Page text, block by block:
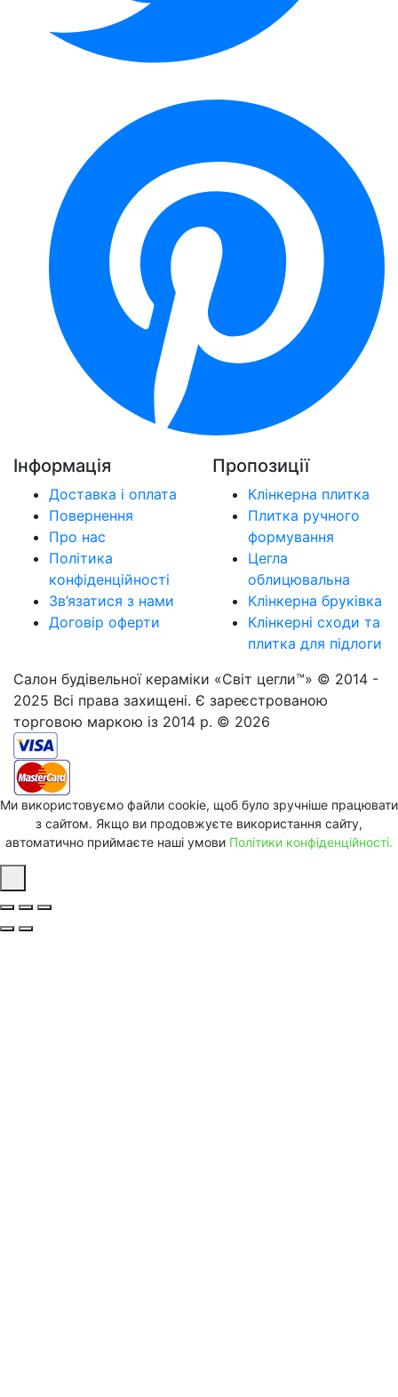
Інформація
Доставка і оплата
Повернення
Про нас
Політика
конфіденційності
Зв’язатися з нами
Договір оферти
Пропозиції
Клінкерна плитка
Плитка ручного
формування
Цегла
облицювальна
Клінкерна бруківка
Клінкерні сходи та
плитка для підлоги
Салон будівельної кераміки «Світ цегли™» © 2014 -
2025 Всі права захищені. Є зареєстрованою
торговою маркою із 2014 р. © 2026
Ми використовуємо файли cookie, щоб було зручніше працювати
з сайтом. Якщо ви продовжуєте використання сайту,
автоматично приймаєте наші умови Політики конфіденційності.